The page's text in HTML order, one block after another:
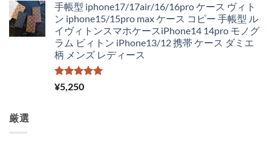
手帳型 iphone17/17air/16/16pro ケース ヴィト
ン iphone15/15pro max ケース コピー 手帳型 ル
イヴィトンスマホケースiPhone14 14pro モノグ
ラム ビィトン iPhone13/12 携帯 ケース ダミエ
柄 メンズ レディース
5段階中
5.00
¥5,250
厳選